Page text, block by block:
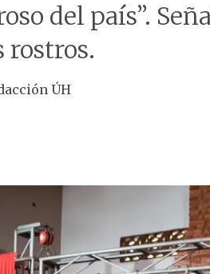
del país”.
rostros.
ÚH